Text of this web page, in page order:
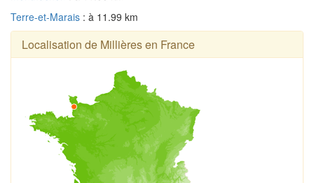
Terre-et-Marais : à 11.99 km
Localisation de Millières en France